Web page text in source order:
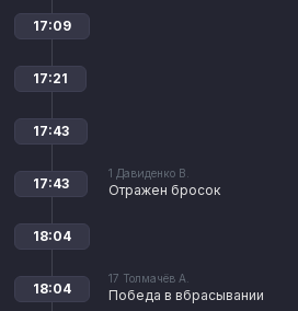
17:09
17:21
17:43
1 Давиденко В.
Отражен бросок
17:43
18:04
17 Толмачёв А.
Победа в вбрасывании
18:04